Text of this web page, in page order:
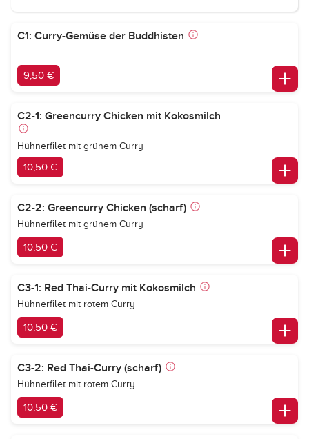
C1: Curry-Gemüse der Buddhisten
9,50 €
C2-1: Greencurry Chicken mit Kokosmilch
Hühnerfilet mit grünem Curry
10,50 €
C2-2: Greencurry Chicken (scharf)
Hühnerfilet mit grünem Curry
10,50 €
C3-1: Red Thai-Curry mit Kokosmilch
Hühnerfilet mit rotem Curry
10,50 €
C3-2: Red Thai-Curry (scharf)
Hühnerfilet mit rotem Curry
10,50 €